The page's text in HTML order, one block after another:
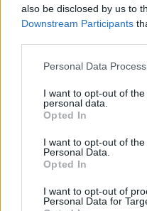
also be disclosed by us to
Downstream Participants
Please note that this
not limited to your visit or
grant or deny consent to
use your data for below
consent section.
Personal Data
I want to opt-out of
personal data.
Opted In
I want to opt-out of
Personal Data.
Opted In
I want to opt-out of
Personal Data for
Mennyi adót kell fizetni